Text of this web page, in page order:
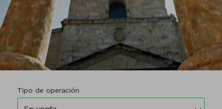
Tipo de operación